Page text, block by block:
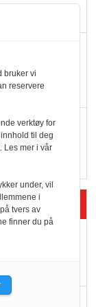
større
bruker vi
reservere
verktøy for
til deg
Les mer i vår
under, vil
i
tvers av
finner du på